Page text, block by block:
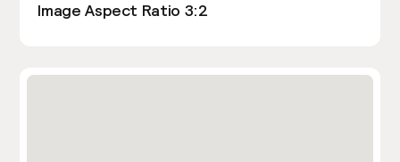
Image Aspect Ratio 3:2